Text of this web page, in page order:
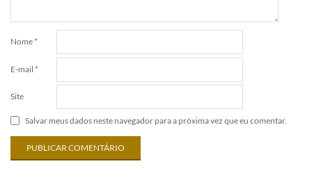
Nome *
E-mail *
Site
Salvar meus dados neste navegador para a próxima vez que eu comentar.